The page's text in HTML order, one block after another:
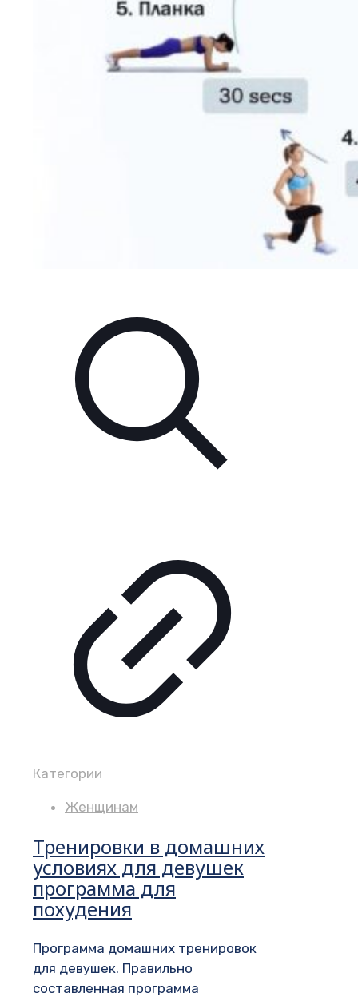
Категории
Женщинам
Тренировки в домашних
условиях для девушек
программа для
похудения
Программа домашних тренировок
для девушек. Правильно
составленная программа